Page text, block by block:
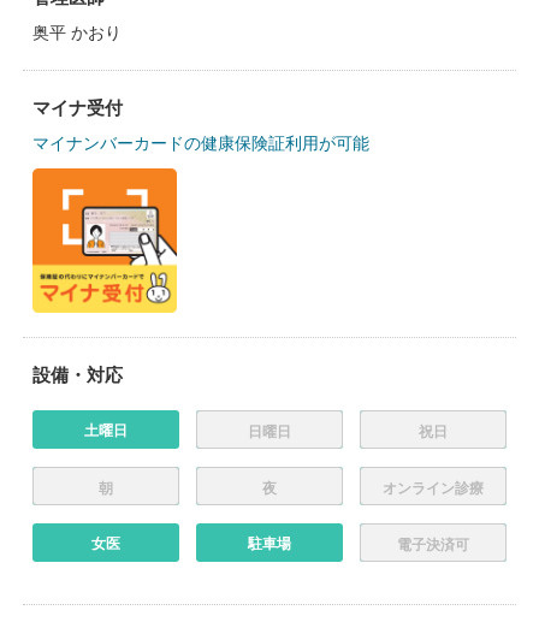
奥平 かおり
マイナ受付
マイナンバーカードの健康保険証利用が可能
設備・対応
土曜日 日曜日 祝日
朝 夜 オンライン診療
女医 駐車場 電子決済可